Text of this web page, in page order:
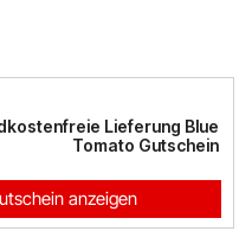
Lieferung Blue
Tomato Gutschein
anzeigen